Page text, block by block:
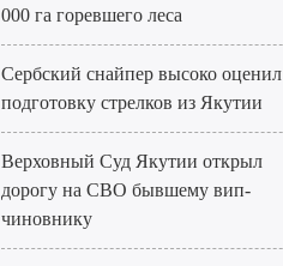
000 га горевшего леса
Сербский снайпер высоко оценил
подготовку стрелков из Якутии
Верховный Суд Якутии открыл
дорогу на СВО бывшему вип-
чиновнику